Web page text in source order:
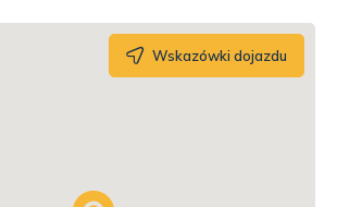
Wskazówki dojazdu